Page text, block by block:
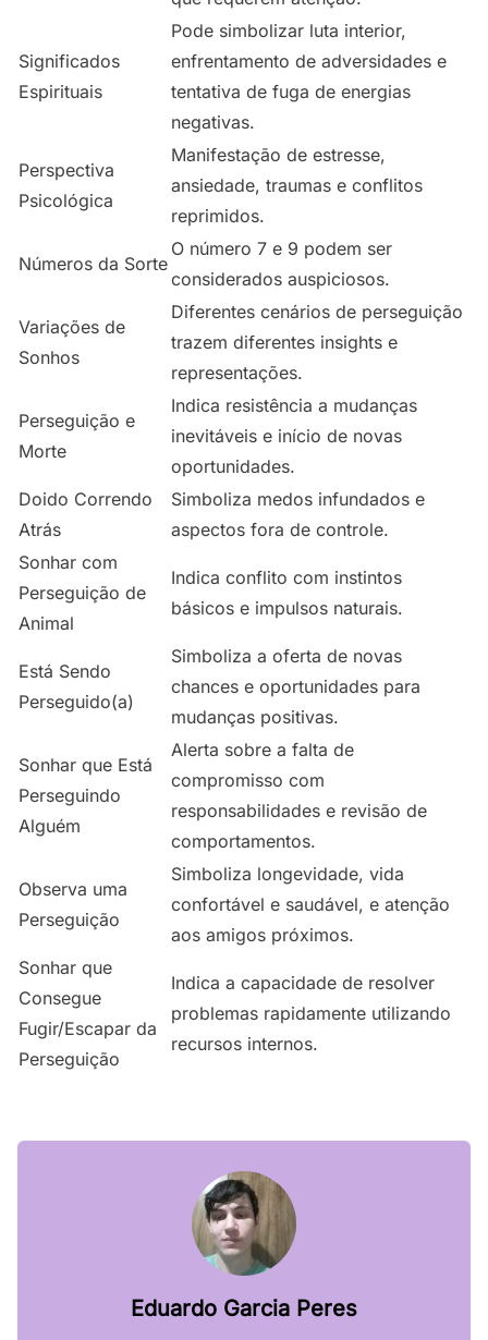
Significados
Espirituais
Pode simbolizar luta interior,
enfrentamento de adversidades e
tentativa de fuga de energias
negativas.
Perspectiva
Psicológica
Manifestação de estresse,
ansiedade, traumas e conflitos
reprimidos.
Números da Sorte
O número 7 e 9 podem ser
considerados auspiciosos.
Variações de
Sonhos
Diferentes cenários de perseguição
trazem diferentes insights e
representações.
Perseguição e
Morte
Indica resistência a mudanças
inevitáveis e início de novas
oportunidades.
Doido Correndo
Atrás
Simboliza medos infundados e
aspectos fora de controle.
Sonhar com
Perseguição de
Animal
Indica conflito com instintos
básicos e impulsos naturais.
Está Sendo
Perseguido(a)
Simboliza a oferta de novas
chances e oportunidades para
mudanças positivas.
Sonhar que Está
Perseguindo
Alguém
Alerta sobre a falta de
compromisso com
responsabilidades e revisão de
comportamentos.
Observa uma
Perseguição
Simboliza longevidade, vida
confortável e saudável, e atenção
aos amigos próximos.
Sonhar que
Consegue
Fugir/Escapar da
Perseguição
Indica a capacidade de resolver
problemas rapidamente utilizando
recursos internos.
Eduardo Garcia Peres